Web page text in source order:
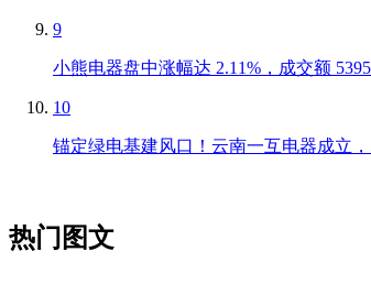
9
小熊电器盘中涨幅达 2.11%，成交额
10
锚定绿电基建风口！云南一互电器成立
热门图文